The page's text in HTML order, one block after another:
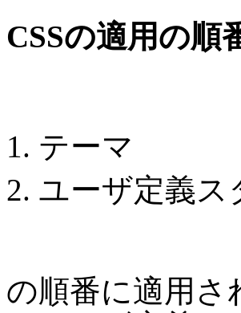
CSSの適用の順
テーマ
ユーザ定義ス
の順番に適用さ